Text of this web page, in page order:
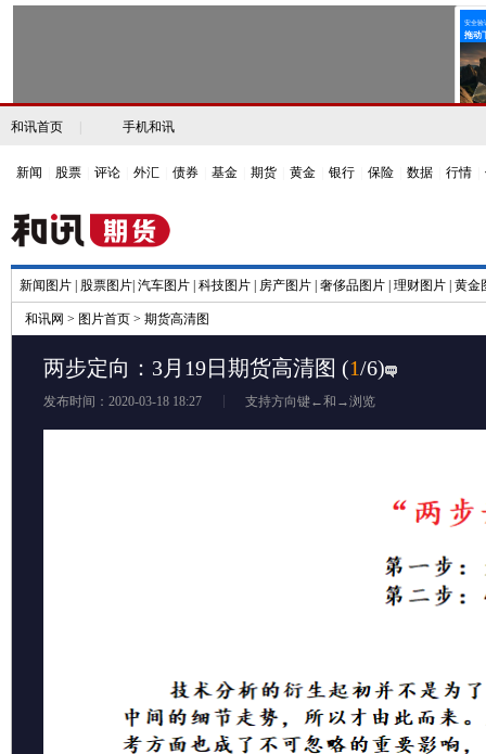
和讯首页 手机和讯
新闻 股票 评论 外汇 债券 基金 期货 黄金 银行 保险 数据 行情
新闻图片 股票图片 汽车图片 科技图片 房产图片 奢侈品图片 理财图片 黄金
和讯网 > 图片首页 > 期货高清图
两步定向：3月19日期货高清图 (1/6)
发布时间：2020-03-18 18:27 支持方向键←和→浏览